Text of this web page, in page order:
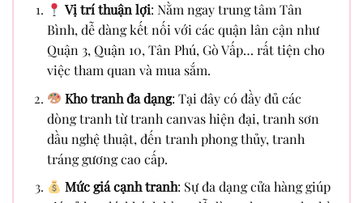
Vị trí thuận lợi: Nằm ngay trung tâm Tân
Bình, dễ dàng kết nối với các quận lân cận như
Quận 3, Quận 10, Tân Phú, Gò Vấp… rất tiện cho
việc tham quan và mua sắm.
Kho tranh đa dạng: Tại đây có đầy đủ các
dòng tranh từ tranh canvas hiện đại, tranh sơn
dầu nghệ thuật, đến tranh phong thủy, tranh
tráng gương cao cấp.
Mức giá cạnh tranh: Sự đa dạng cửa hàng giúp